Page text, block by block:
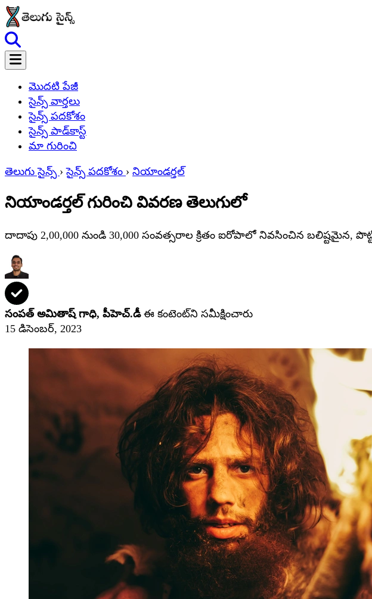
మొదటి పేజీ
సైన్స్ వార్తలు
సైన్స్ పదకోశం
సైన్స్ పాడ్‌కాస్ట్
మా గురించి
తెలుగు సైన్స్ › సైన్స్ పదకోశం › నియాండర్తల్
నియాండర్తల్ గురించి వివరణ తెలుగులో
దాదాపు 2,00,000 నుండి 30,000 సంవత్సరాల క్రితం ఐరోపాలో నివసించిన
సంపత్ అమితాష్ గాధి, పీహెచ్‌.డీఈ కంటెంట్‌ని సమీక్షించారు
15 డిసెంబర్, 2023